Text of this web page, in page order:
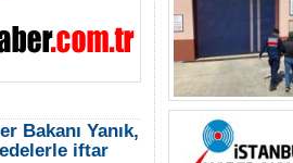
Bakanı Yanık,
iftar